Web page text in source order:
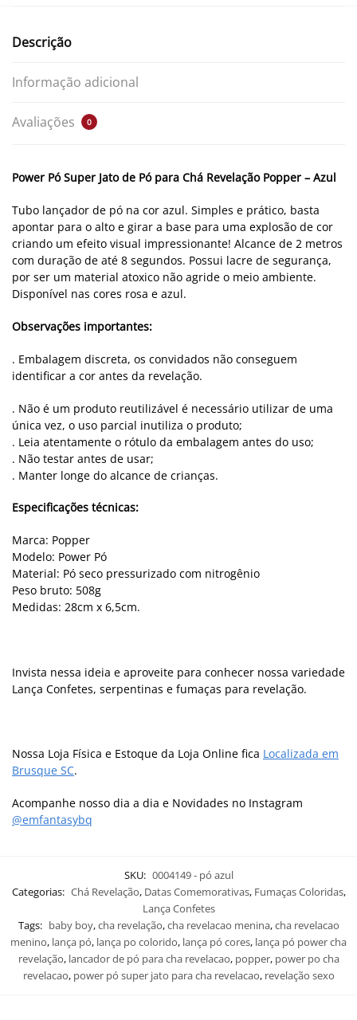
Descrição
Informação adicional
Avaliações 0
Power Pó Super Jato de Pó para Chá Revelação Popper – Azul
Tubo lançador de pó na cor azul. Simples e prático, basta
apontar para o alto e girar a base para uma explosão de cor
criando um efeito visual impressionante! Alcance de 2 metros
com duração de até 8 segundos. Possui lacre de segurança,
por ser um material atoxico não agride o meio ambiente.
Disponível nas cores rosa e azul.
Observações importantes:
. Embalagem discreta, os convidados não conseguem
identificar a cor antes da revelação.
. Não é um produto reutilizável é necessário utilizar de uma
única vez, o uso parcial inutiliza o produto;
. Leia atentamente o rótulo da embalagem antes do uso;
. Não testar antes de usar;
. Manter longe do alcance de crianças.
Especificações técnicas:
Marca: Popper
Modelo: Power Pó
Material: Pó seco pressurizado com nitrogênio
Peso bruto: 508g
Medidas: 28cm x 6,5cm.
Invista nessa ideia e aproveite para conhecer nossa variedade
Lança Confetes, serpentinas e fumaças para revelação.
Nossa Loja Física e Estoque da Loja Online fica Localizada em
Brusque SC.
Acompanhe nosso dia a dia e Novidades no Instagram
@emfantasybq
SKU: 0004149 - pó azul
Categorias: Chá Revelação, Datas Comemorativas, Fumaças Coloridas,
Lança Confetes
Tags: baby boy,cha revelação,cha revelacao menina,cha revelacao
menino, lança pó, lança po colorido, lança pó cores, lança pó power cha
revelação, lancador de pó para cha revelacao, popper, power po cha
revelacao, power pó super jato para cha revelacao, revelação sexo